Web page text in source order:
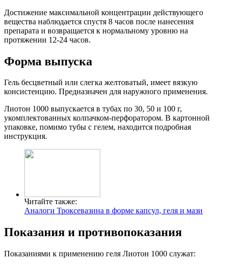
Достижение максимальной концентрации действующего
вещества наблюдается спустя 8 часов после нанесения
препарата и возвращается к нормальному уровню на
протяжении 12-24 часов.
Форма выпуска
Гель бесцветный или слегка желтоватый, имеет вязкую
консистенцию. Предназначен для наружного применения.
Лиотон 1000 выпускается в тубах по 30, 50 и 100 г,
укомплектованных колпачком-перфоратором. В картонной
упаковке, помимо тубы с гелем, находится подробная
инструкция.
Читайте также:
Аналоги Троксевазина в форме капсул, геля и мази
Показания и противопоказания
Показаниями к применению геля Лиотон 1000 служат: